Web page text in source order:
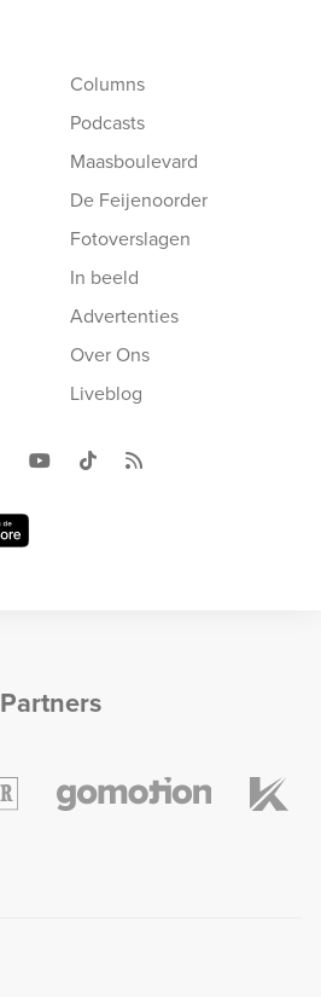
Columns
Podcasts
Maasboulevard
De Feijenoorder
Fotoverslagen
In beeld
Advertenties
Over Ons
Liveblog
Partners